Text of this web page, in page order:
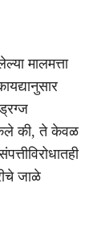
मालमत्ता
केले की, ते केवळ
जाळे